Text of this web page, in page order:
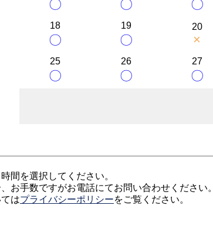
〇 〇 〇
18
〇
19
〇
20
×
25
〇
26
〇
27
〇
間を選択してください。
お手数ですがお電話にてお問い合わせください。
はプライバシーポリシーをご覧ください。